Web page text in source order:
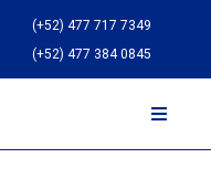
(+52) 477 717 7349
(+52) 477 384 0845